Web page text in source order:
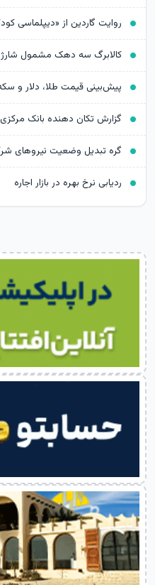
روایت گاردین از «دیپلماسی
کالابرگ سه دهک مشمول
گره تبدیل وضعیت نیروهای
ردیابی نرخ بهره در بازار اجاره